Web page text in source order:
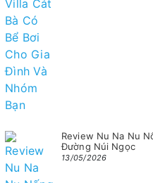
Review Nu Na Nu
Đường Núi Ngọc
13/05/2026